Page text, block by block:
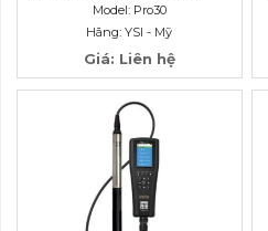
Model: Pro30
Hãng: YSI - Mỹ
Giá: Liên hệ